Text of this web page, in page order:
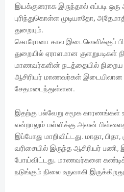
இயக்குனராக இருந்தால் எப்படி ஒரு
புரிந்துகொள்ள முடியாதோ,
துறையும்.
கொரோனா கால இடைவெளிக்குப்
துறையில் ஏராளமான குளறுபடிகள்
மாணவர்களின் நடத்தையில்
ஆசிரியர் மாணவர்கள் இடையிலான
சேதமடைந்துள்ளன.
இதற்கு பல்வேறு சமூக காரணங்கள்
என்றாலும் பள்ளிக்கு அவன்
இப்போது மாறிவிட்டது. மாதா,
வரிசையில் இருந்த ஆசிரியர் பணி,
போய்விட்டது. மாணவர்களை
நடுங்கும் நிலை உருவாகி